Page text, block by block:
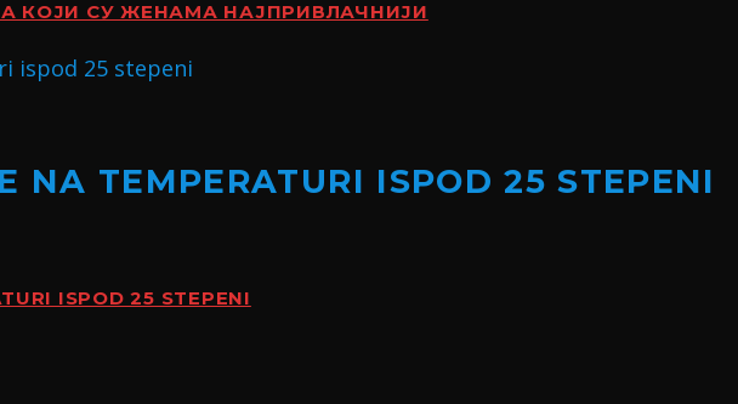
КОЈИ СУ ЖЕНАМА НАЈПРИВЛАЧНИЈИ
NA TEMPERATURI ISPOD 25 STEPENI
ISPOD 25 STEPENI